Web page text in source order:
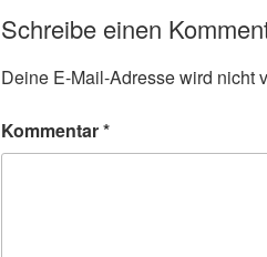
Schreibe einen
Deine E-Mail-Adresse wird nicht
Kommentar*